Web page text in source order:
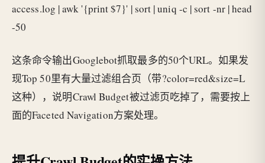
access.log | awk '{print $7}' | sort | uniq -c | sort -nr | head
-50
这条命令输出Googlebot抓取最多的50个URL。如果发
现Top 50里有大量过滤组合页（带?color=red&size=L
这种），说明Crawl Budget被过滤页吃掉了，需要按上
面的Faceted Navigation方案处理。